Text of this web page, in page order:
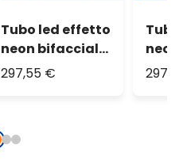
Tubo led effetto
neon bifacciale,
6000 led bianco
297,55 €